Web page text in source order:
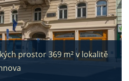
prostor 369 m² v lokalitě